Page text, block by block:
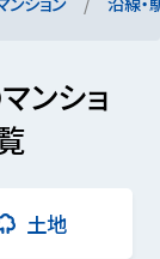
ンショ
土地